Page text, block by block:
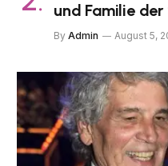
und Familie
By Admin August 5,